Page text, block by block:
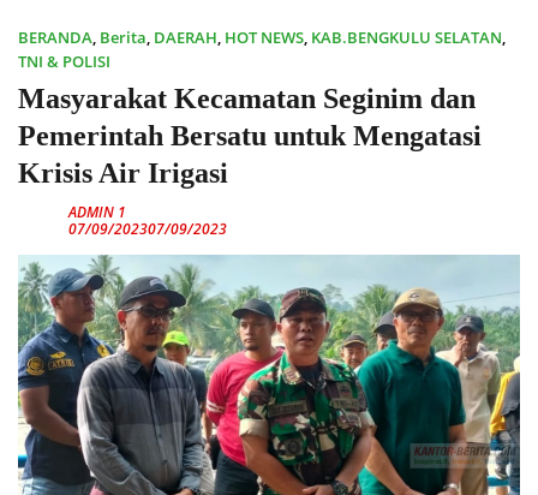
BERANDA, Berita, DAERAH, HOT NEWS, KAB.BENGKULU SELATAN,
TNI & POLISI
Masyarakat Kecamatan Seginim dan
Pemerintah Bersatu untuk Mengatasi
Krisis Air Irigasi
ADMIN 1
07/09/202307/09/2023